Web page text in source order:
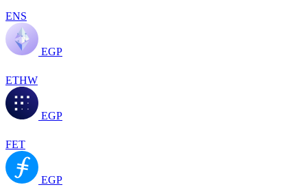
ENS
EGP
ETHW
EGP
FET
EGP